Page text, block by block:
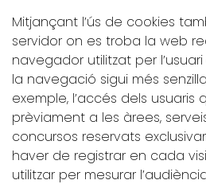
Mitjançant l’ús de cookies
servidor on es troba la web
navegador utilitzat per
la navegació sigui més
exemple, l’accés dels usuaris
prèviament a les àrees,
concursos reservats
haver de registrar en cada
utilitzar per mesurar